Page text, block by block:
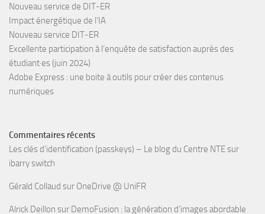
Nouveau service de DIT-ER
Impact énergétique de l’IA
Nouveau service DIT-ER
Excellente participation à l’enquête de satisfaction auprès des
étudiant·es (juin 2024)
Adobe Express : une boite à outils pour créer des contenus
numériques
Commentaires récents
Les clés d’identification (passkeys) – Le blog du Centre NTEsur
ibarry switch
Gérald Collaud sur OneDrive @ UniFR
Alrick Deillon sur DemoFusion : la génération d’images abordable